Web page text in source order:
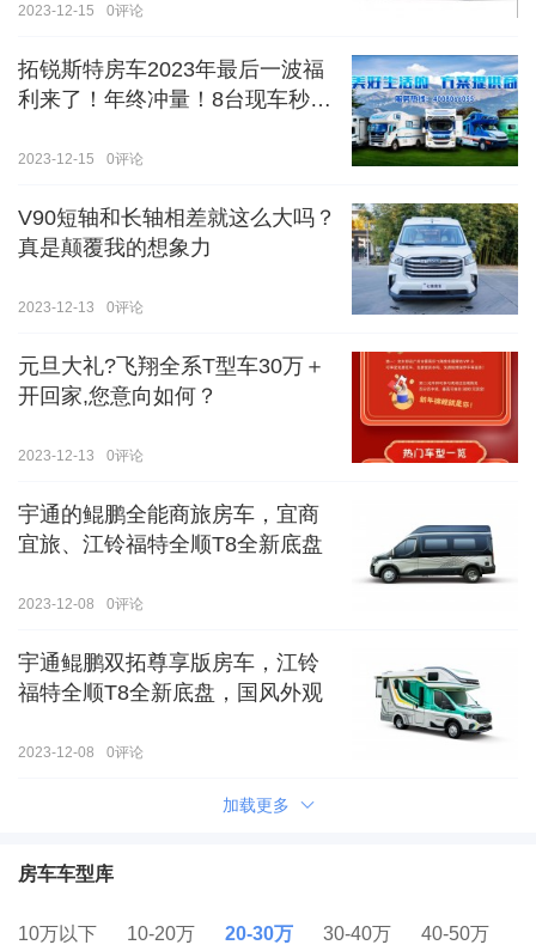
2023-12-15 0评论
拓锐斯特房车2023年最后一波福
利来了！年终冲量！8台现车秒杀
2023-12-15 0评论
V90短轴和长轴相差就这么大吗？
真是颠覆我的想象力
2023-12-13 0评论
元旦大礼?飞翔全系T型车30万＋
开回家,您意向如何？
2023-12-13 0评论
宇通的鲲鹏全能商旅房车，宜商
宜旅、江铃福特全顺T8全新底盘
2023-12-08 0评论
宇通鲲鹏双拓尊享版房车，江铃
福特全顺T8全新底盘，国风外观
2023-12-08 0评论
加载更多
房车车型库
10万以下 10-20万 20-30万 30-40万 40-50万